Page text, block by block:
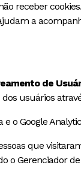
receber
a
de
usuários
o Google
que
o Gerenciador